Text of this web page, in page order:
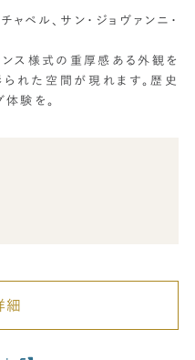
ペル、サン・ジョヴァンニ・
ス様式の重厚感ある外観を
れた空間が現れます。歴史
験を。
細